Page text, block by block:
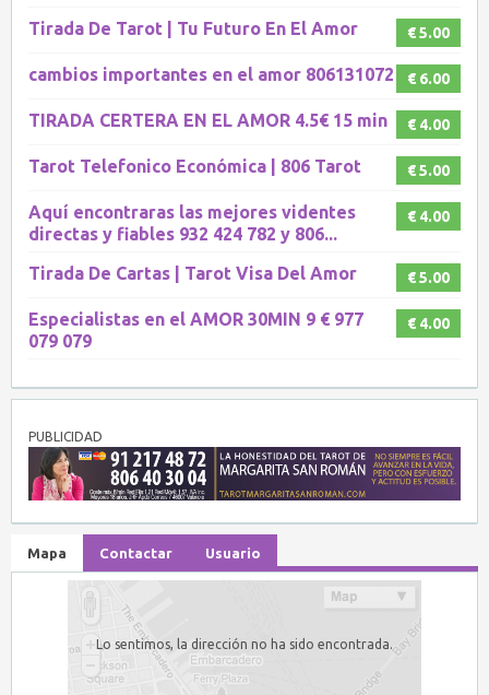
€ 5.00
Tirada De Tarot | Tu Futuro En El Amor
€ 6.00
cambios importantes en el amor 806131072
€ 4.00
TIRADA CERTERA EN EL AMOR 4.5€ 15 min
€ 5.00
Tarot Telefonico Económica | 806 Tarot
€ 4.00
Aquí encontraras las mejores videntes
directas y fiables 932 424 782 y 806...
€ 5.00
Tirada De Cartas | Tarot Visa Del Amor
€ 4.00
Especialistas en el AMOR 30MIN 9 € 977
079 079
PUBLICIDAD
Mapa Contactar Usuario
Lo sentimos, la dirección no ha sido encontrada.